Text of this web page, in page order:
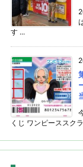
す ...
くじ ワンピーススク